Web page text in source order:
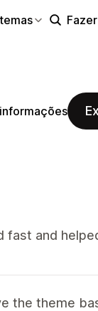
fast and
the theme